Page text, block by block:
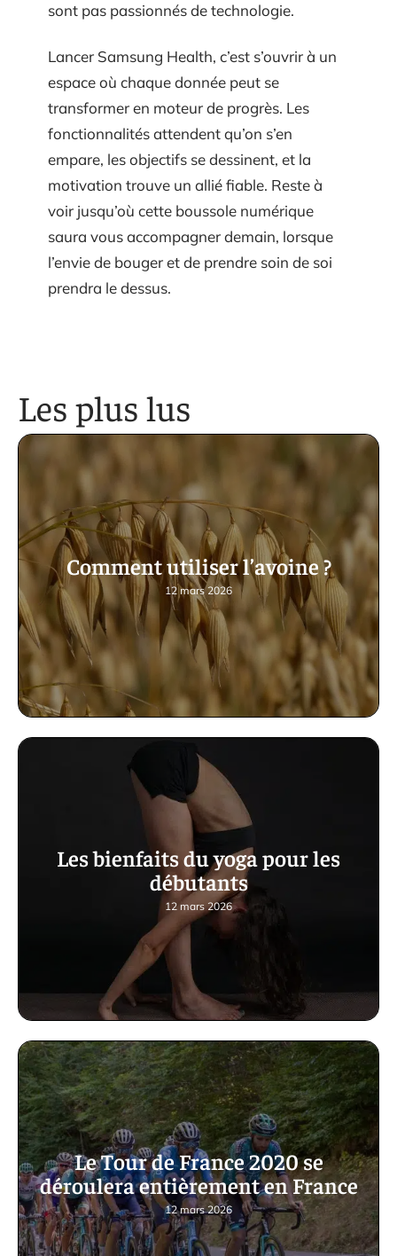
sont pas passionnés de technologie.
Lancer Samsung Health, c’est s’ouvrir à un
espace où chaque donnée peut se
transformer en moteur de progrès. Les
fonctionnalités attendent qu’on s’en
empare, les objectifs se dessinent, et la
motivation trouve un allié fiable. Reste à
voir jusqu’où cette boussole numérique
saura vous accompagner demain, lorsque
l’envie de bouger et de prendre soin de soi
prendra le dessus.
Les plus lus
Comment utiliser l’avoine ?
12 mars 2026
Les bienfaits du yoga pour les
débutants
12 mars 2026
Le Tour de France 2020 se
déroulera entièrement en France
12 mars 2026